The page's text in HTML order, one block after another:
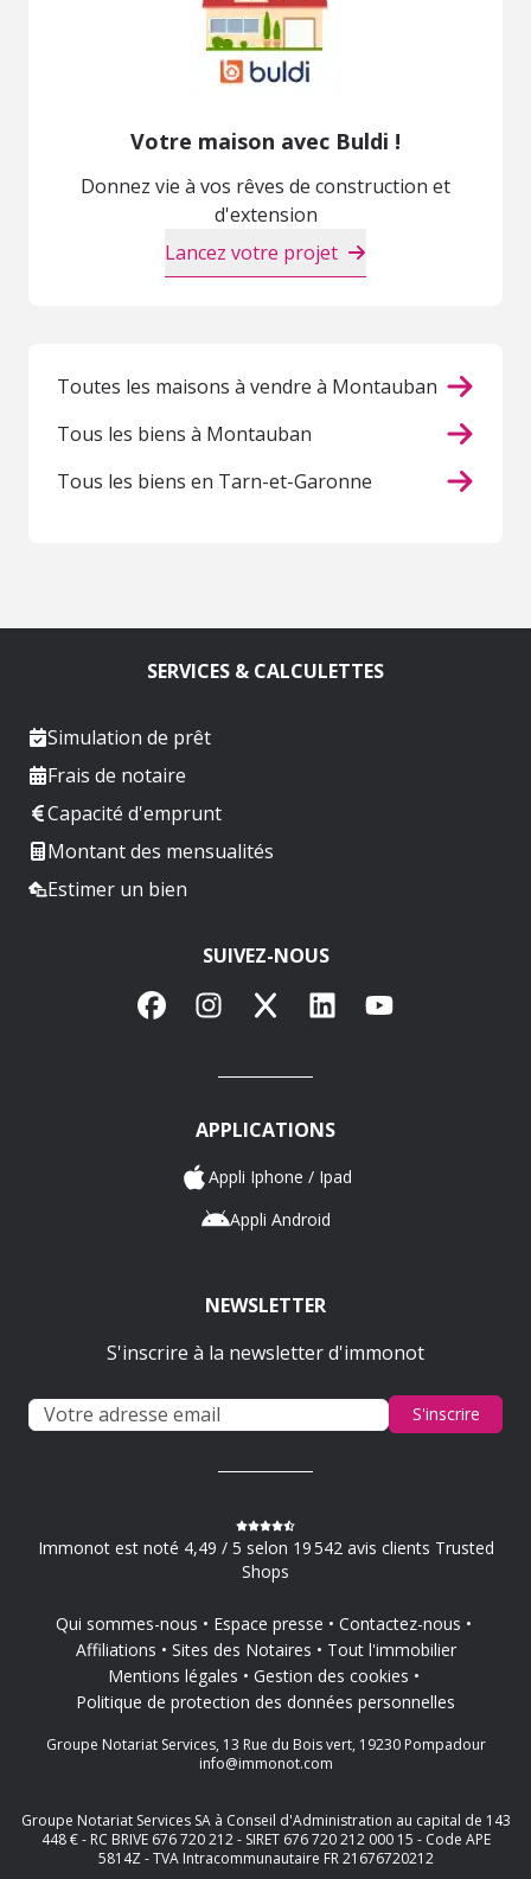
Votre maison avec Buldi !
Donnez vie à vos rêves de construction et
d'extension
Lancez votre projet
Toutes les maisons à vendre à Montauban
Tous les biens à Montauban
Tous les biens en Tarn-et-Garonne
SERVICES & CALCULETTES
Simulation de prêt
Frais de notaire
Capacité d'emprunt
Montant des mensualités
Estimer un bien
SUIVEZ-NOUS
FacebookInstagram
X LinkedInYouTube
APPLICATIONS
Appli Iphone / Ipad
Appli Android
NEWSLETTER
S'inscrire à la newsletter d'immonot
S'inscrire
Immonot est noté 4,49 / 5 selon 19 542 avis clients Trusted
Shops
Qui sommes-nous Espace presse
Contactez-nous
Affiliations
Sites des Notaires
Tout l'immobilier
Mentions légales
Gestion des cookies
Politique de protection des données personnelles
Groupe Notariat Services, 13 Rue du Bois vert, 19230 Pompadour
info@immonot.com
Groupe Notariat Services SA à Conseil d'Administration au capital de 143
448 € - RC BRIVE 676 720 212 - SIRET 676 720 212 000 15 - Code APE
5814Z - TVA Intracommunautaire FR 21676720212